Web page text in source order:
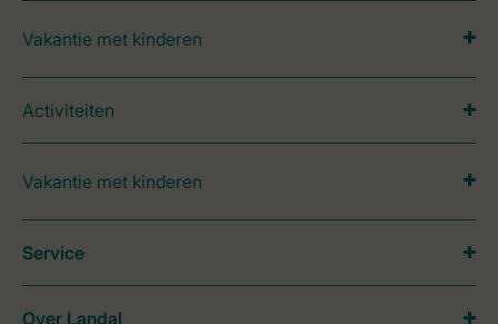
Vakantie met kinderen
Activiteiten
Vakantie met kinderen
Service
Over Landal